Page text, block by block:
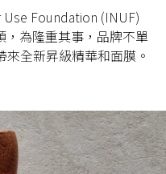
Foundation (INUF)
，為隆重其事，品牌不單
全新昇級精華和面膜。